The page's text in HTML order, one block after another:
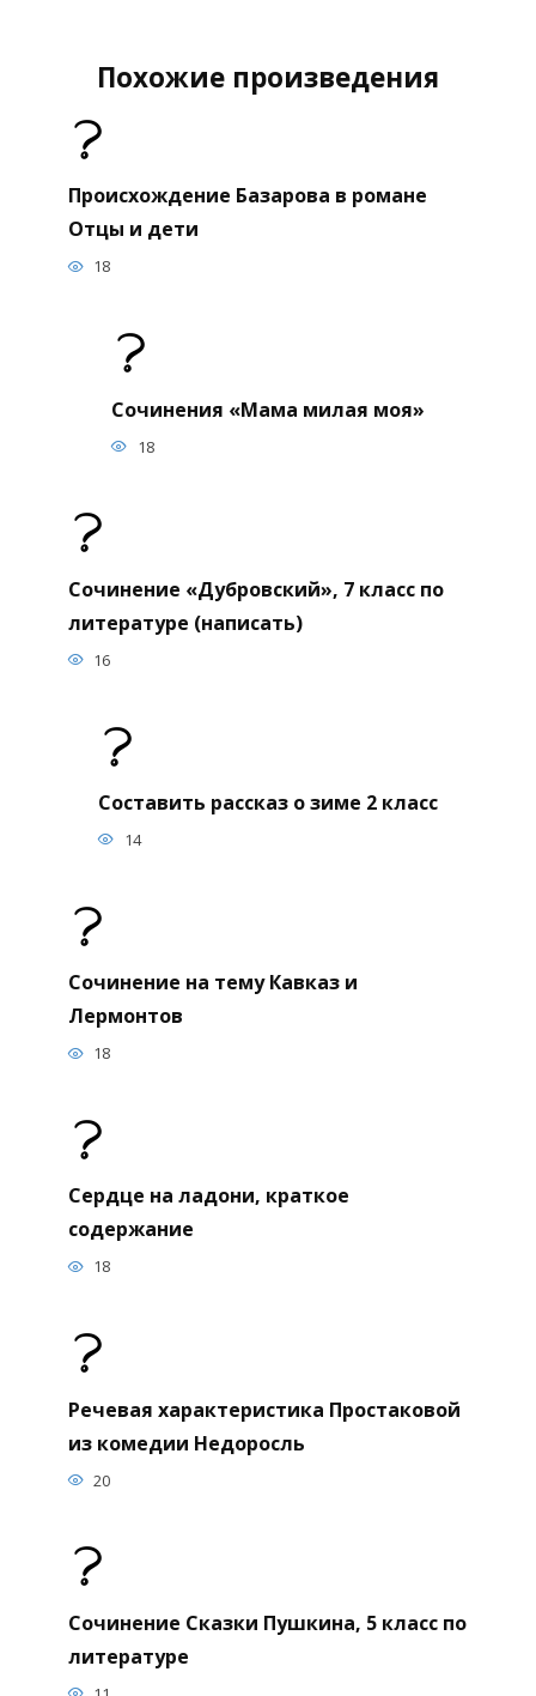
Похожие произведения
Происхождение Базарова в романе
Отцы и дети
18
Сочинения «Мама милая моя»
18
Сочинение «Дубровский», 7 класс по
литературе (написать)
16
Составить рассказ о зиме 2 класс
14
Сочинение на тему Кавказ и
Лермонтов
18
Сердце на ладони, краткое
содержание
18
Речевая характеристика Простаковой
из комедии Недоросль
20
Сочинение Сказки Пушкина, 5 класс по
литературе